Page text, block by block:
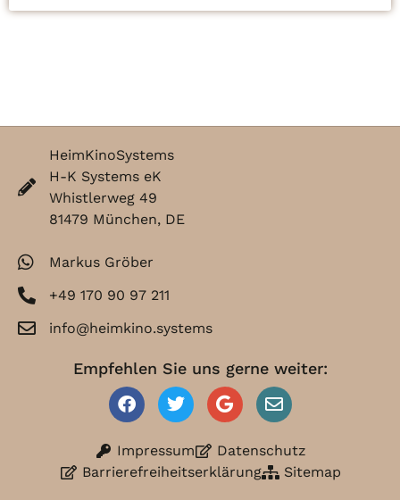
HeimKinoSystems
H-K Systems eK
Whistlerweg 49
81479 München, DE
Markus Gröber
+49 170 90 97 211
info@heimkino.systems
Empfehlen Sie uns gerne weiter:
Impressum
Datenschutz
Barrierefreiheitserklärung
Sitemap